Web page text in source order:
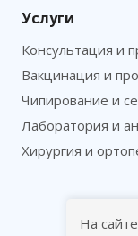
Услуги
Консультация и
Вакцинация и
Чипирование и
Лаборатория и
Хирургия и
На